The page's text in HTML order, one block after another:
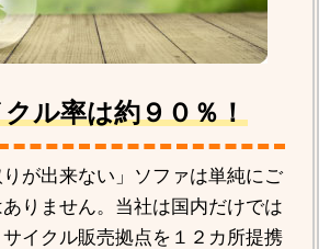
ル率は約９０％！
が出来ない」ソファは単純にご
りません。当社は国内だけでは
イクル販売拠点を１２カ所提携